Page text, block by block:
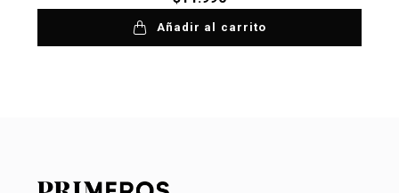
Añadir al carrito